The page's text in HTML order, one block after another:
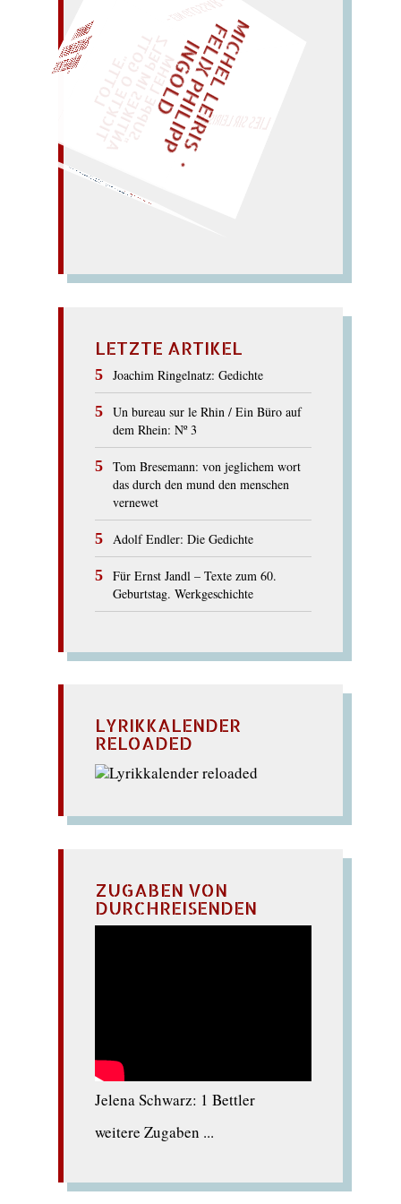
„
S
U
P
P
E
L
E
H
M
A
N
T
I
K
E
S
I
M
P
E
L
Z
T
I
C
K
T
E
O
G
O
T
T
L
O
T
T
E
DOGGE
(ego:
God ?). – Geht
joggen
mit Degen.
M
I
C
H
E
L
L
E
I
R
I
S
・
F
E
L
I
X
P
H
I
L
I
P
P
I
N
G
O
L
D LIES SIR LEIRIS LEIS
EINMAL!
LETZTE ARTIKEL
Joachim Ringelnatz: Gedichte
Un bureau sur le Rhin / Ein Büro auf
dem Rhein: Nº 3
Tom Bresemann: von jeglichem wort
das durch den mund den menschen
vernewet
Adolf Endler: Die Gedichte
Für Ernst Jandl – Texte zum 60.
Geburtstag. Werkgeschichte
LYRIKKALENDER
RELOADED
ZUGABEN VON
DURCHREISENDEN
Jelena Schwarz: 1 Bettler
weitere Zugaben ...